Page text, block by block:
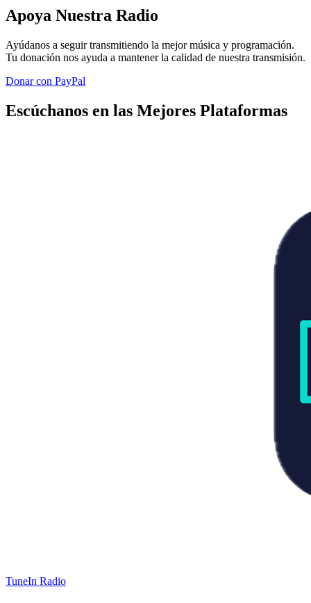
Apoya Nuestra Radio
Ayúdanos a seguir transmitiendo la mejor música y programación.
Tu donación nos ayuda a mantener la calidad de nuestra transmisión.
Donar con PayPal
Escúchanos en las Mejores Plataformas
TuneIn Radio